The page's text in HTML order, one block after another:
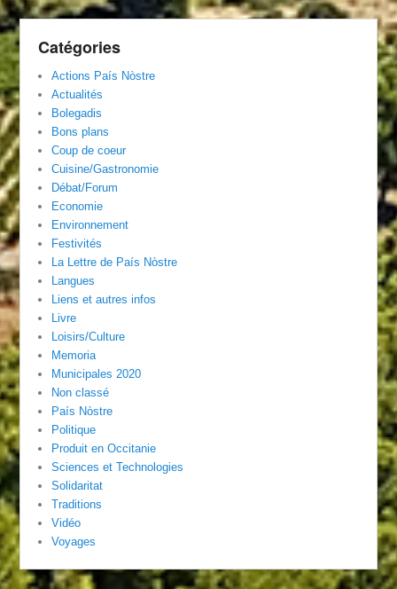
Catégories
Actions País Nòstre
Actualités
Bolegadis
Bons plans
Coup de coeur
Cuisine/Gastronomie
Débat/Forum
Economie
Environnement
Festivités
La Lettre de País Nòstre
Langues
Liens et autres infos
Livre
Loisirs/Culture
Memoria
Municipales 2020
Non classé
País Nòstre
Politique
Produit en Occitanie
Sciences et Technologies
Solidaritat
Traditions
Vidéo
Voyages